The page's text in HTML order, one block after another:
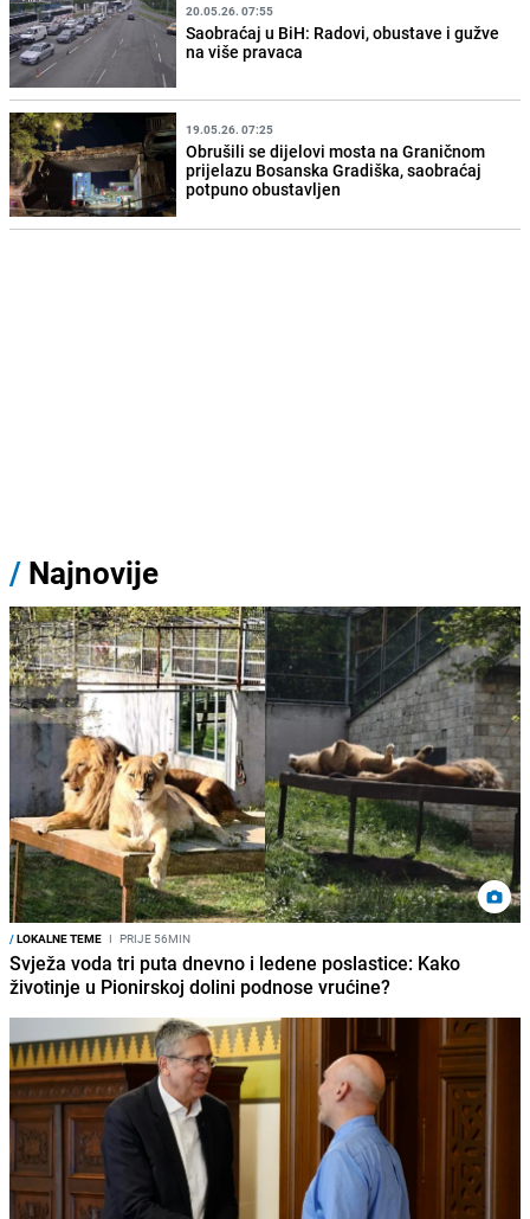
20.05.26. 07:55
Saobraćaj u BiH: Radovi, obustave i gužve
na više pravaca
19.05.26. 07:25
Obrušili se dijelovi mosta na Graničnom
prijelazu Bosanska Gradiška, saobraćaj
potpuno obustavljen
/ Najnovije
/LOKALNE TEME I PRIJE 56MIN
Svježa voda tri puta dnevno i ledene poslastice: Kako
životinje u Pionirskoj dolini podnose vrućine?